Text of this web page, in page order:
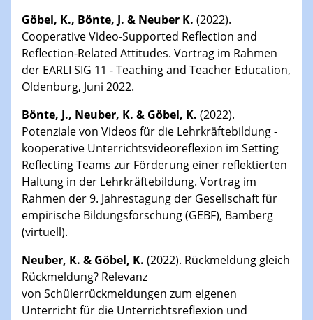
Göbel, K., Bönte, J. & Neuber K. (2022).
Cooperative Video-Supported Reflection and
Reflection-Related Attitudes. Vortrag im Rahmen
der EARLI SIG 11 - Teaching and Teacher Education,
Oldenburg, Juni 2022.
Bönte, J., Neuber, K. & Göbel, K. (2022).
Potenziale von Videos für die Lehrkräftebildung -
kooperative Unterrichtsvideoreflexion im Setting
Reflecting Teams zur Förderung einer reflektierten
Haltung in der Lehrkräftebildung. Vortrag im
Rahmen der 9. Jahrestagung der Gesellschaft für
empirische Bildungsforschung (GEBF), Bamberg
(virtuell).
Neuber, K. & Göbel, K. (2022). Rückmeldung gleich
Rückmeldung? Relevanz
von Schülerrückmeldungen zum eigenen
Unterricht für die Unterrichtsreflexion und